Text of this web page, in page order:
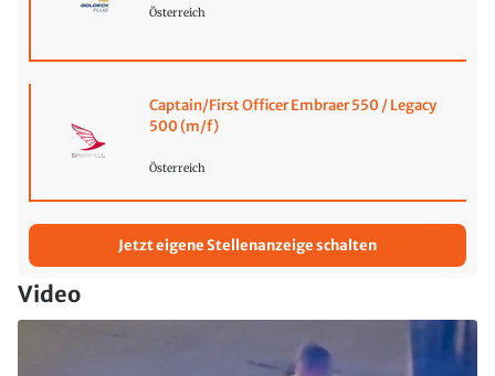
Österreich
Captain/First Officer Embraer 550 / Legacy
500 (m/f)
Österreich
Jetzt eigene Stellenanzeige schalten
Video